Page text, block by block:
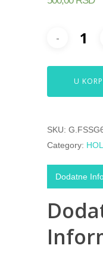
U
SKU:
Category:
Dodatne